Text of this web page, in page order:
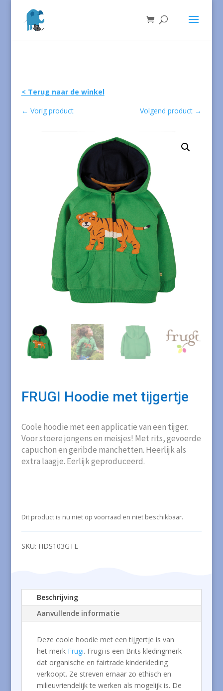
< Terug naar de winkel
← Vorig product Volgend product →
FRUGI Hoodie met tijgertje
Coole hoodie met een applicatie van een tijger.
Voor stoere jongens en meisjes! Met rits, gevoerde
capuchon en geribde manchetten. Heerlijk als
extra laagje. Eerlijk geproduceerd.
Dit product is nu niet op voorraad en niet beschikbaar.
SKU: HDS103GTE
Beschrijving
Aanvullende informatie
Deze coole hoodie met een tijgertje is van
het merk Frugi. Frugi is een Brits kledingmerk
dat organische en fairtrade kinderkleding
verkoopt. Ze streven ernaar zo ethisch en
milieuvriendelijk te werken als mogelijk is. De